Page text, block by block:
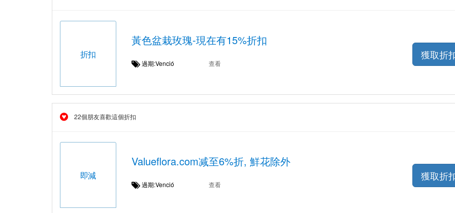
折扣
黃色盆栽玫瑰-現在有15%折扣
過期:Venció 查看
獲取折
22個朋友喜歡這個折扣
即減
Valueflora.com减至6%折, 鮮花除外
過期:Venció 查看
獲取折